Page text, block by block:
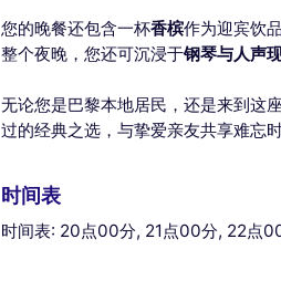
您的晚餐还包含一杯香槟作为迎宾饮
整个夜晚，您还可沉浸于钢琴与人声
无论您是巴黎本地居民，还是来到这
过的经典之选，与挚爱亲友共享难忘
时间表
时间表: 20点00分, 21点00分, 22点